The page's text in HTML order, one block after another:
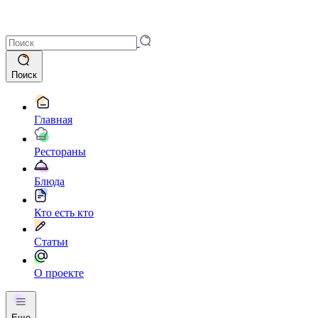
Поиск
Главная
Рестораны
Блюда
Кто есть кто
Статьи
О проекте